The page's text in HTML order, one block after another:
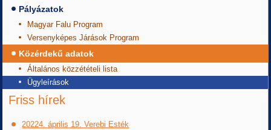
Pályázatok
Magyar Falu Program
Versenyképes Járások Program
Közérdekű adatok
Általános közzétételi lista
Ügyleírások
Friss hírek
20224. április 19. Verebi Esték